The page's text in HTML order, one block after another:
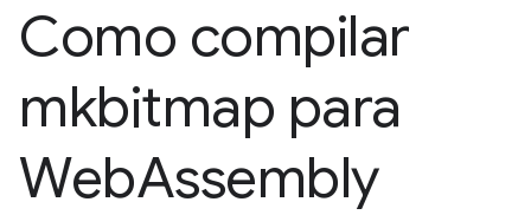
Como compilar
mkbitmap para
WebAssembly